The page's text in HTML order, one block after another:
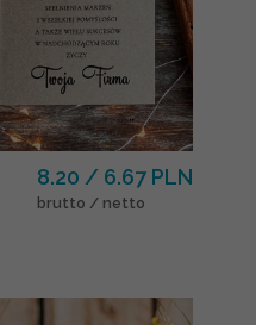
8.20 / 6.67 PLN
brutto / netto